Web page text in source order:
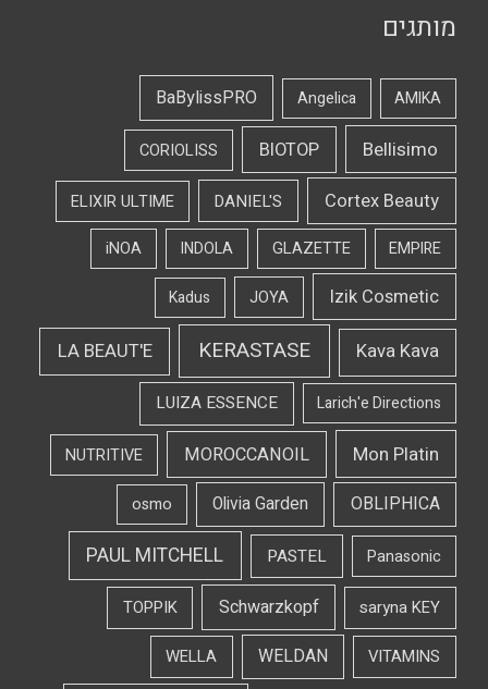
מותגים
AMIKA
Angelica
BaBylissPRO
Bellisimo
BIOTOP
CORIOLISS
Cortex Beauty
DANIEL'S
ELIXIR ULTIME
EMPIRE
GLAZETTE
INDOLA
iNOA
Izik Cosmetic
JOYA
Kadus
Kava Kava
KERASTASE
LA BEAUT'E
Larich'e Directions
LUIZA ESSENCE
Mon Platin
MOROCCANOIL
NUTRITIVE
OBLIPHICA
Olivia Garden
osmo
Panasonic
PASTEL
PAUL MITCHELL
saryna KEY
Schwarzkopf
TOPPIK
VITAMINS
WELDAN
WELLA